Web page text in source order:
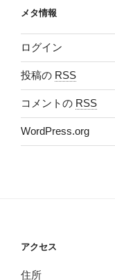
メタ情報
ログイン
投稿の RSS
コメントの RSS
WordPress.org
アクセス
住所